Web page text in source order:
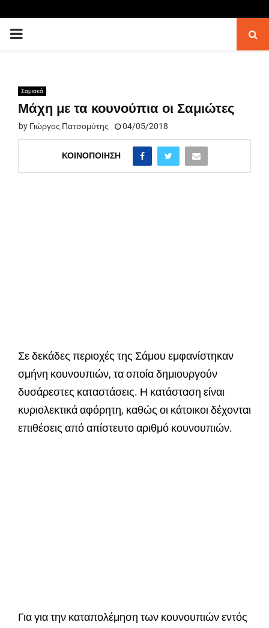
PRIMARY
Σαμιακά
Μάχη με τα κουνούπια οι Σαμιώτες
by Γιώργος Πατσομύτης 04/05/2018
ΚΟΙΝΟΠΟΊΗΣΗ
Σε δεκάδες περιοχές της Σάμου εμφανίστηκαν
σμήνη κουνουπιών, τα οποία δημιουργούν
δυσάρεστες καταστάσεις. Η κατάσταση είναι
κυριολεκτικά αφόρητη, καθώς οι κάτοικοι δέχονται
επιθέσεις από απίστευτο αριθμό κουνουπιών.
Για για την καταπολέμηση των κουνουπιών εντός